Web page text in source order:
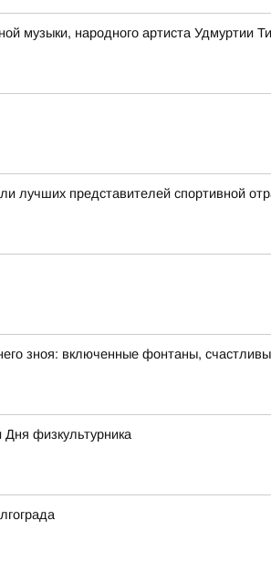
музыки, народного артиста Удмуртии
лучших представителей спортивной
зноя: включенные фонтаны,
физкультурника